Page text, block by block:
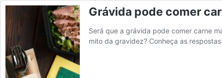
Grávida pode comer
Será que a grávida pode comer carne
mito da gravidez? Conheça as